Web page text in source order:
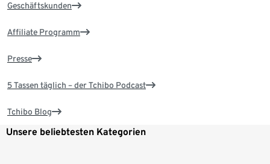
Geschäftskunden
Affiliate Programm
Presse
5 Tassen täglich – der Tchibo Podcast
Tchibo Blog
Unsere beliebtesten Kategorien